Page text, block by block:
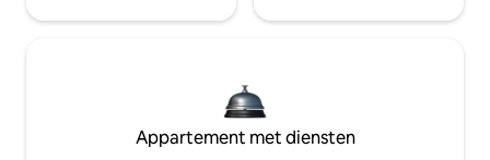
Appartement met diensten